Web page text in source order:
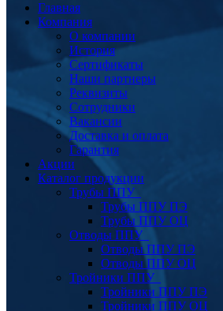
Главная
Компания
О компании
История
Сертификаты
Наши партнеры
Реквизиты
Сотрудники
Вакансии
Доставка и оплата
Гарантия
Акции
Каталог продукции
Трубы ППУ
Трубы ППУ ПЭ
Трубы ППУ ОЦ
Отводы ППУ
Отводы ППУ ПЭ
Отводы ППУ ОЦ
Тройники ППУ
Тройники ППУ ПЭ
Тройники ППУ ОЦ